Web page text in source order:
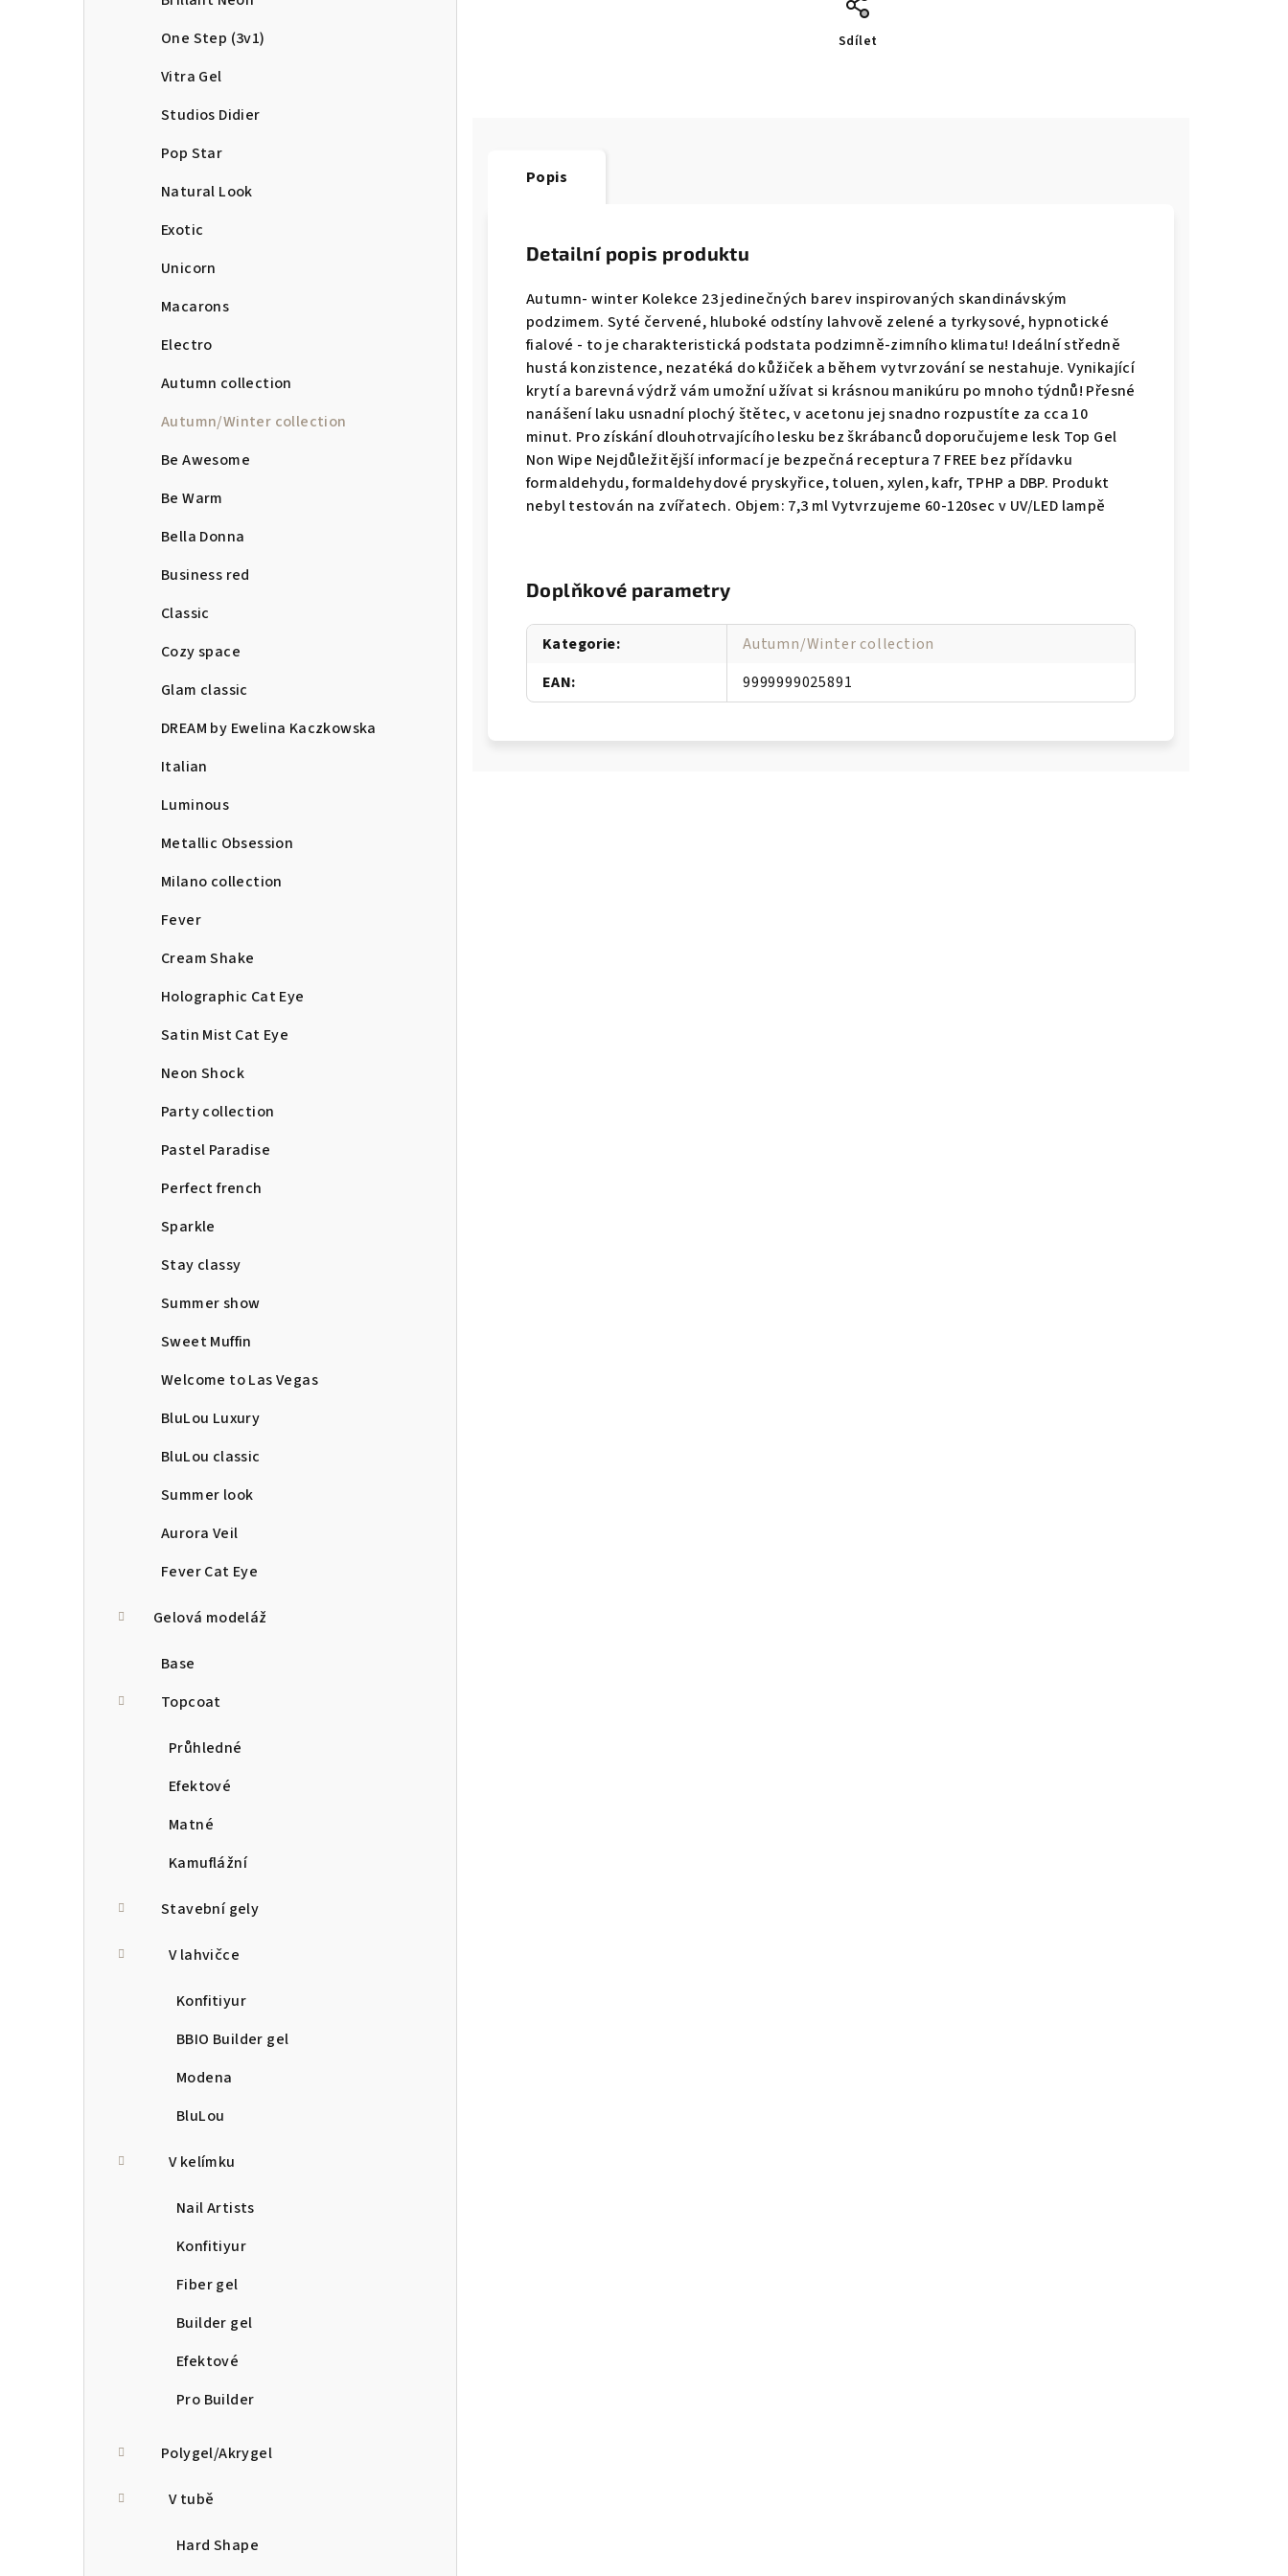
One Step (3v1)
Vitra Gel
Studios Didier
Pop Star
Natural Look
Exotic
Unicorn
Macarons
Electro
Autumn collection
Autumn/Winter collection
Be Awesome
Be Warm
Bella Donna
Business red
Classic
Cozy space
Glam classic
DREAM by Ewelina Kaczkowska
Italian
Luminous
Metallic Obsession
Milano collection
Fever
Cream Shake
Holographic Cat Eye
Satin Mist Cat Eye
Neon Shock
Party collection
Pastel Paradise
Perfect french
Sparkle
Stay classy
Summer show
Sweet Muffin
Welcome to Las Vegas
BluLou Luxury
BluLou classic
Summer look
Aurora Veil
Fever Cat Eye
Gelová modeláž
Base
Topcoat
Průhledné
Efektové
Matné
Kamuflážní
Stavební gely
V lahvičce
Konfitiyur
BBIO Builder gel
Modena
BluLou
V kelímku
Nail Artists
Konfitiyur
Fiber gel
Builder gel
Efektové
Pro Builder
Polygel/Akrygel
V tubě
Hard Shape
Sdílet
Popis
Detailní popis produktu
Autumn- winter Kolekce 23 jedinečných barev inspirovaných skandinávským
podzimem. Syté červené, hluboké odstíny lahvově zelené a tyrkysové, hypnotické
fialové - to je charakteristická podstata podzimně-zimního klimatu! Ideální středně
hustá konzistence, nezatéká do kůžiček a během vytvrzování se nestahuje. Vynikající
krytí a barevná výdrž vám umožní užívat si krásnou manikúru po mnoho týdnů! Přesné
nanášení laku usnadní plochý štětec, v acetonu jej snadno rozpustíte za cca 10
minut. Pro získání dlouhotrvajícího lesku bez škrábanců doporučujeme lesk Top Gel
Non Wipe Nejdůležitější informací je bezpečná receptura 7 FREE bez přídavku
formaldehydu, formaldehydové pryskyřice, toluen, xylen, kafr, TPHP a DBP. Produkt
nebyl testován na zvířatech. Objem: 7,3 ml Vytvrzujeme 60-120sec v UV/LED lampě
Doplňkové parametry
Kategorie:
Autumn/Winter collection
EAN: 9999999025891